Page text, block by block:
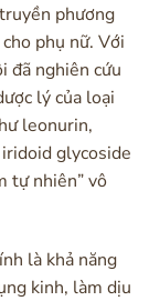
phương
phụ nữ. Với
đã nghiên cứu
lý của loại
leonurin,
glycoside
tự nhiên” vô
là khả năng
kinh, làm dịu